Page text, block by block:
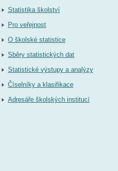
Statistika školství
Pro veřejnost
O školské statistice
Sběry statistických dat
Statistické výstupy a analýzy
Číselníky a klasifikace
Adresáře školských institucí